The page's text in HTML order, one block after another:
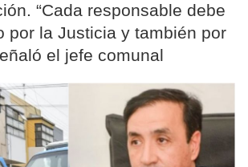
“Cada responsable debe
por la Justicia y también por
el jefe comunal